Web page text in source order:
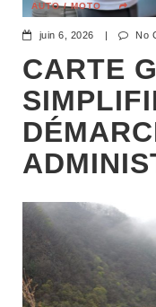
AUTO / MOTO
juin 6, 2026 No
CARTE